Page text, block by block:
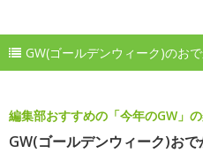
GW(ゴールデンウィーク)のお
編集部おすすめの「今年のGW」
GW(ゴールデンウィーク)お